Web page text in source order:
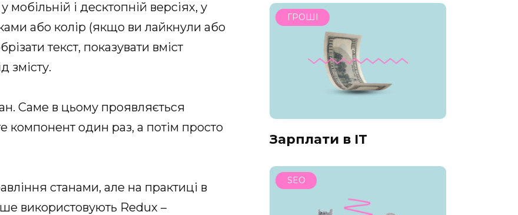
і десктопній версіях, у
або колір (якщо ви лайкнули або
текст, показувати вміст
змісту.
Саме в цьому проявляється
компонент один раз, а потім просто
станами, але на практиці в
використовують Redux –
ГРОШІ
Зарплати в IT
SEO